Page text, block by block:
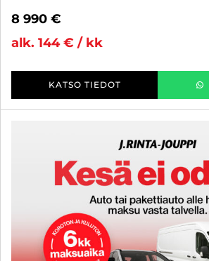
8 990 €
alk. 144 € / kk
KATSO TIEDOT